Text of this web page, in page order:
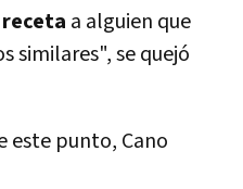
a alguien que
similares", se quejó
este punto, Cano